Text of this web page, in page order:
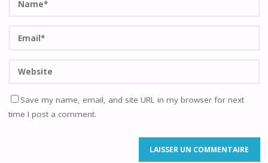
Save my name, email, and site URL in my browser for next
time I post a comment.